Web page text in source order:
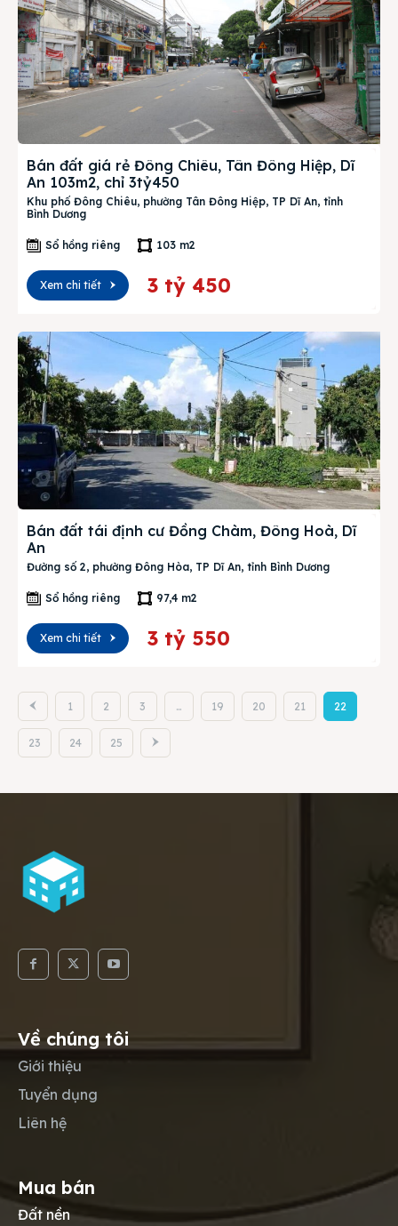
Bán đất giá rẻ Đông Chiêu, Tân Đông Hiệp, Dĩ
An 103m2, chỉ 3tỷ450
Khu phố Đông Chiêu, phường Tân Đông Hiệp, TP Dĩ An, tỉnh
Bình Dương
Sổ hồng riêng 103 m2
Xem chi tiết 3 tỷ 450
Bán đất tái định cư Đồng Chàm, Đông Hoà, Dĩ
An
Đường số 2, phường Đông Hòa, TP Dĩ An, tỉnh Bình Dương
Sổ hồng riêng 97,4 m2
Xem chi tiết 3 tỷ 550
1 2 3 … 19 20 21 22
23 24 25
Về chúng tôi
Giới thiệu
Tuyển dụng
Liên hệ
Mua bán
Đất nền